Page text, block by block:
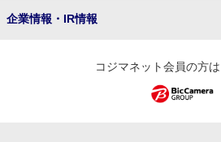
企業情報・IR情報
コジマネット会員の方は